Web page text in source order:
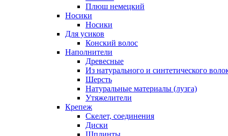
Плюш немецкий
Носики
Носики
Для усиков
Конский волос
Наполнители
Древесные
Из натурального и синтетического
Шерсть
Натуральные материалы (лузга)
Утяжелители
Крепеж
Скелет, соединения
Диски
Шплинты